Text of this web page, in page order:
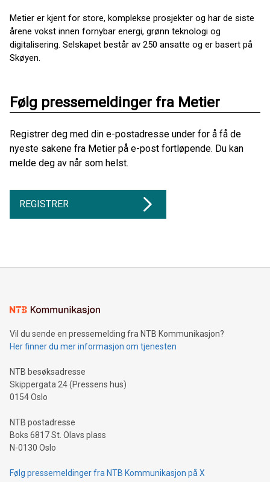
Metier er kjent for store, komplekse prosjekter og har de siste
årene vokst innen fornybar energi, grønn teknologi og
digitalisering. Selskapet består av 250 ansatte og er basert på
Skøyen.
Følg pressemeldinger fra Metier
Registrer deg med din e-postadresse under for å få de
nyeste sakene fra Metier på e-post fortløpende. Du kan
melde deg av når som helst.
REGISTRER
Vil du sende en pressemelding fra NTB Kommunikasjon?
Her finner du mer informasjon om tjenesten
NTB besøksadresse
Skippergata 24 (Pressens hus)
0154 Oslo
NTB postadresse
Boks 6817 St. Olavs plass
N-0130 Oslo
Følg pressemeldinger fra NTB Kommunikasjon på X